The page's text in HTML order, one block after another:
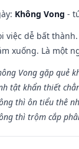
Không Vong -
việc dễ bất
xuống. Là một
Vong gặp quẻ
tật khẩn thiết
thì ôn tiểu thê
thì trộm cắp